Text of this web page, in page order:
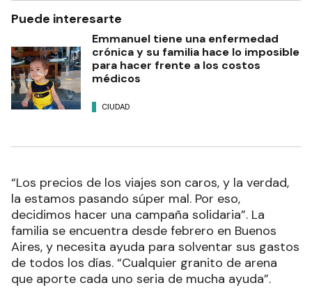
Puede interesarte
Emmanuel tiene una enfermedad
crónica y su familia hace lo imposible
para hacer frente a los costos
médicos
CIUDAD
“Los precios de los viajes son caros, y la verdad,
la estamos pasando súper mal. Por eso,
decidimos hacer una campaña solidaria”. La
familia se encuentra desde febrero en Buenos
Aires, y necesita ayuda para solventar sus gastos
de todos los días. “Cualquier granito de arena
que aporte cada uno seria de mucha ayuda”.